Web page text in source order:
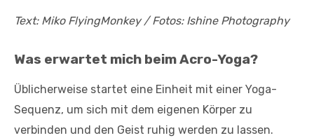
Text: Miko FlyingMonkey / Fotos: Ishine Photography
Was erwartet mich beim Acro-Yoga?
Üblicherweise startet eine Einheit mit einer Yoga-
Sequenz, um sich mit dem eigenen Körper zu
verbinden und den Geist ruhig werden zu lassen.